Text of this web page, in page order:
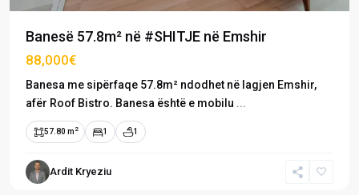
Banesë 57.8m² në #SHITJE në Emshir
88,000€
Banesa me sipërfaqe 57.8m² ndodhet në lagjen Emshir,
afër Roof Bistro. Banesa është e mobilu ...
57.80 m 2 1 1
Ardit Kryeziu